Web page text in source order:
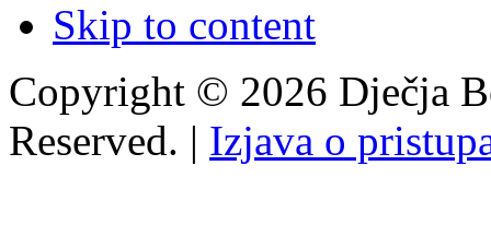
Skip to content
Copyright © 2026 Dječja
Reserved. | Izjava o